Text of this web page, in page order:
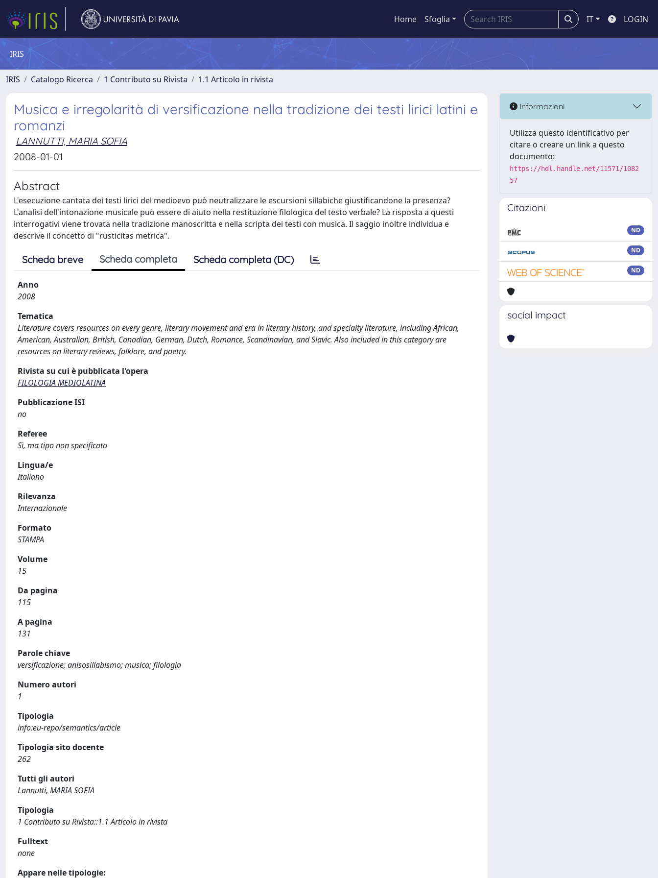
Home Sfoglia IT LOGIN
IRIS
IRIS Catalogo Ricerca 1 Contributo su Rivista 1.1 Articolo in rivista
Musica e irregolarità di versificazione nella tradizione dei testi lirici latini e
romanzi
LANNUTTI, MARIA SOFIA
2008-01-01
Abstract
L'esecuzione cantata dei testi lirici del medioevo può neutralizzare le escursioni sillabiche giustificandone la presenza?
L'analisi dell'intonazione musicale può essere di aiuto nella restituzione filologica del testo verbale? La risposta a questi
interrogativi viene trovata nella tradizione manoscritta e nella scripta dei testi con musica. Il saggio inoltre individua e
descrive il concetto di "rusticitas metrica".
Scheda breve Scheda completa Scheda completa (DC)
Anno
2008
Tematica
Literature covers resources on every genre, literary movement and era in literary history, and specialty literature, including African,
American, Australian, British, Canadian, German, Dutch, Romance, Scandinavian, and Slavic. Also included in this category are
resources on literary reviews, folklore, and poetry.
Rivista su cui è pubblicata l'opera
FILOLOGIA MEDIOLATINA
Pubblicazione ISI
no
Referee
Sì, ma tipo non specificato
Lingua/e
Italiano
Rilevanza
Internazionale
Formato
STAMPA
Volume
15
Da pagina
115
A pagina
131
Parole chiave
versificazione; anisosillabismo; musica; filologia
Numero autori
1
Tipologia
info:eu-repo/semantics/article
Tipologia sito docente
262
Tutti gli autori
Lannutti, MARIA SOFIA
Tipologia
1 Contributo su Rivista::1.1 Articolo in rivista
Fulltext
none
Appare nelle tipologie:
Informazioni
Utilizza questo identificativo per
citare o creare un link a questo
documento:
https://hdl.handle.net/11571/1082
57
Citazioni
ND
ND
ND
social impact